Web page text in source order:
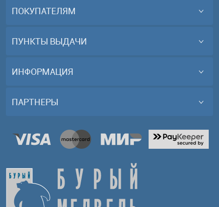
ПОКУПАТЕЛЯМ
ПУНКТЫ ВЫДАЧИ
ИНФОРМАЦИЯ
ПАРТНЕРЫ